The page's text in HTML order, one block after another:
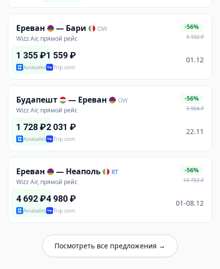
Ереван — Бари
OW
Wizz Air, прямой рейс
-56%
3 102₽
1 355₽
Aviasales
1 559₽
Trip.com
01.12
Будапешт — Ереван
OW
Wizz Air, прямой рейс
-56%
3 904₽
1 728₽
Aviasales
2 031 ₽
Trip.com
22.11
Ереван — Неаполь
RT
Wizz Air, прямой рейс
-56%
10 752₽
4 692₽
Aviasales
4 980₽
Trip.com
01-08.12
Посмотреть все предложения →